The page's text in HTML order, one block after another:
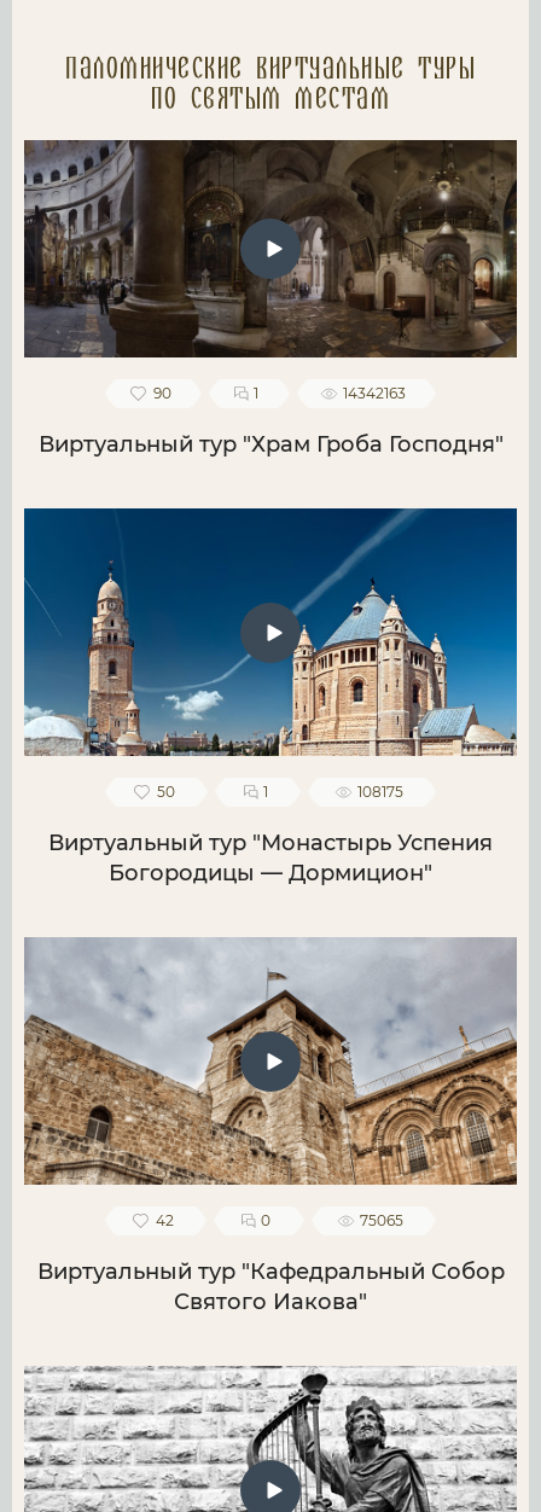
Паломнические Виртуальные туры
по святым местам
90 1 14342163
Виртуальный тур "Храм Гроба Господня"
50 1 108175
Виртуальный тур "Монастырь Успения
Богородицы — Дормицион"
42 0 75065
Виртуальный тур "Кафедральный Собор
Святого Иакова"